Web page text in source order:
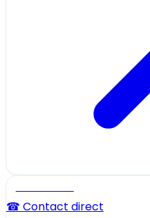
☎ Contact direct